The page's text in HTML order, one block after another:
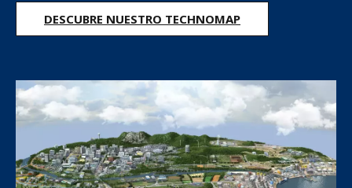
DESCUBRE NUESTRO TECHNOMAP